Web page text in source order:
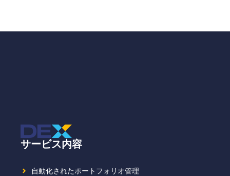
サービス内容
自動化されたポートフォリオ管理